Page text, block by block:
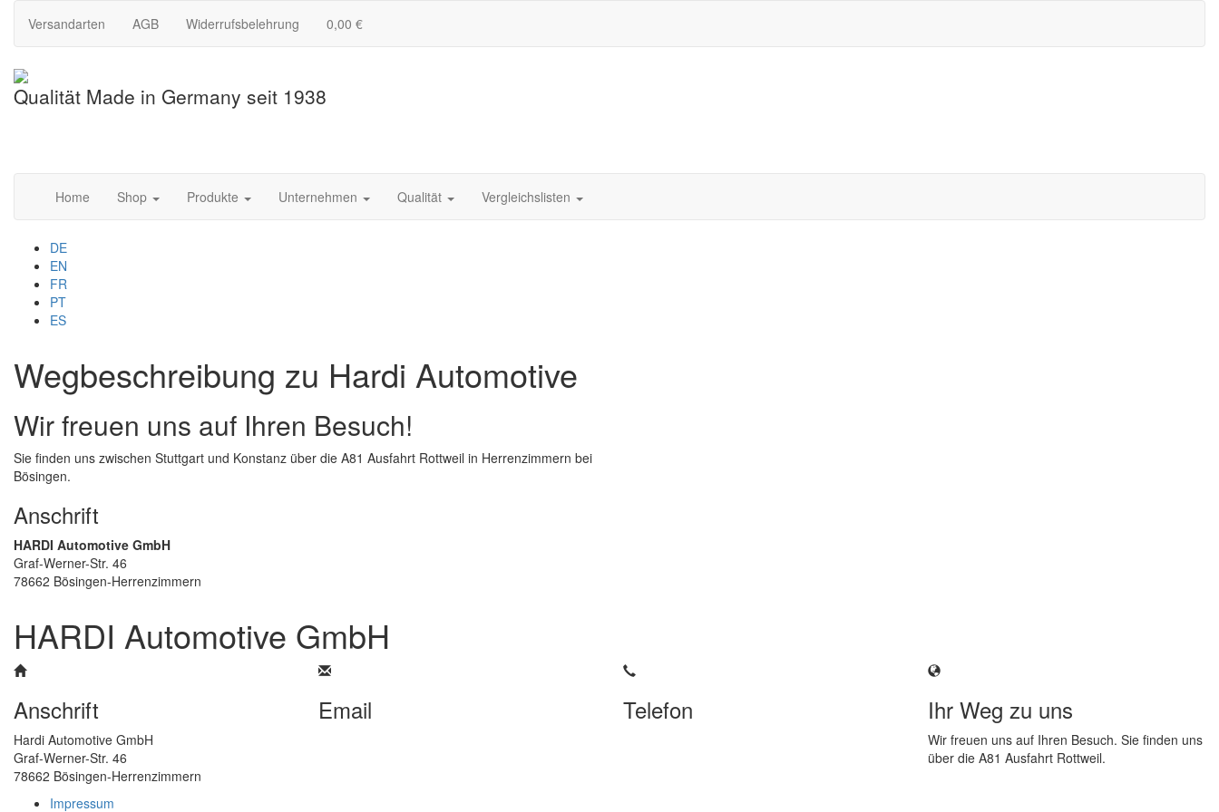
Versandarten AGB Widerrufsbelehrung 0,00 €
Qualität Made in Germany seit 1938
Home Shop Produkte Unternehmen Qualität Vergleichslisten
DE
EN
FR
PT
ES
Wegbeschreibung zu Hardi Automotive
Wir freuen uns auf Ihren Besuch!
Sie finden uns zwischen Stuttgart und Konstanz über die A81 Ausfahrt Rottweil in Herrenzimmern bei
Bösingen.
Anschrift
HARDI Automotive GmbH
Graf-Werner-Str. 46
78662 Bösingen-Herrenzimmern
HARDI Automotive GmbH
Anschrift
Hardi Automotive GmbH
Graf-Werner-Str. 46
78662 Bösingen-Herrenzimmern
Email Telefon Ihr Weg zu uns
Wir freuen uns auf Ihren Besuch. Sie finden uns
über die A81 Ausfahrt Rottweil.
Impressum